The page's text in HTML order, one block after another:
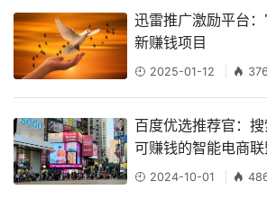
迅雷推广激励平台
新赚钱项目
2025-01-12
百度优选推荐官：
可赚钱的智能电商联
2024-10-01